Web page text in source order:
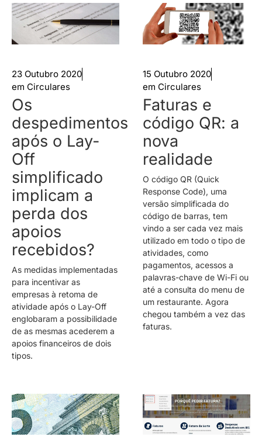
23 Outubro 2020
em Circulares
Os
despedimentos
após o Lay-
Off
simplificado
implicam a
perda dos
apoios
recebidos?
As medidas implementadas
para incentivar as
empresas à retoma de
atividade após o Lay-Off
englobaram a possibilidade
de as mesmas acederem a
apoios financeiros de dois
tipos.
15 Outubro 2020
em Circulares
Faturas e
código QR: a
nova
realidade
O código QR (Quick
Response Code), uma
versão simplificada do
código de barras, tem
vindo a ser cada vez mais
utilizado em todo o tipo de
atividades, como
pagamentos, acessos a
palavras-chave de Wi-Fi ou
até a consulta do menu de
um restaurante. Agora
chegou também a vez das
faturas.